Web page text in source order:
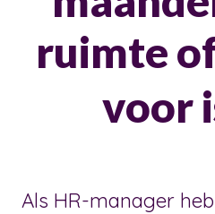
ruimte
voor
Als HR-manager